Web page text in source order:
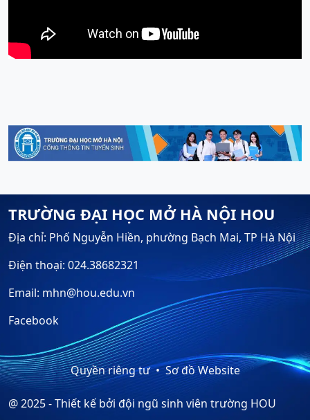
TRƯỜNG ĐẠI HỌC MỞ HÀ NỘI HOU
Địa chỉ: Phố Nguyễn Hiền, phường Bạch Mai, TP Hà Nội
Điện thoại: 024.38682321
Email: mhn@hou.edu.vn
Facebook
Quyền riêng tư Sơ đồ Website
@ 2025 - Thiết kế bởi đội ngũ sinh viên trường HOU